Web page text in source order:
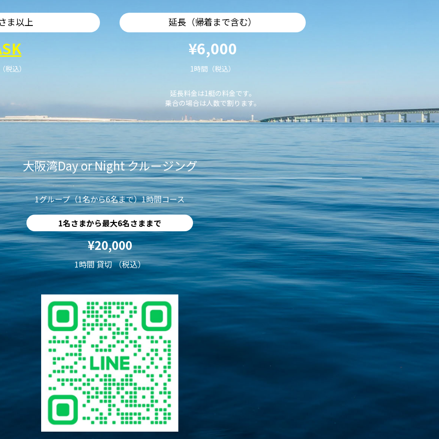
ま以上
税込）
延長（帰着まで含む）
¥6,000
1時間（税込）
延長料金は1艇の料金です。
乗合の場合は人数で割ります。
大阪湾Day or Night クルージング
1グループ（1名から6名まで）1時間コース
1名さまから最大6名さままで
¥20,000
1時間 貸切 （税込）